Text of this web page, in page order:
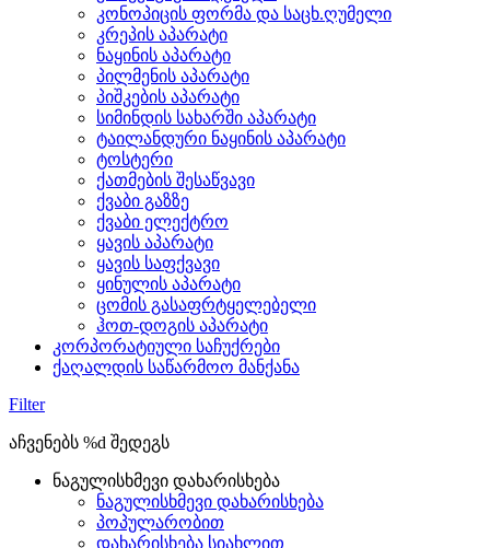
კონოპიცის ფორმა და საცხ.ღუმელი
კრეპის აპარატი
ნაყინის აპარატი
პილმენის აპარატი
პიშკების აპარატი
სიმინდის სახარში აპარატი
ტაილანდური ნაყინის აპარატი
ტოსტერი
ქათმების შესაწვავი
ქვაბი გაზზე
ქვაბი ელექტრო
ყავის აპარატი
ყავის საფქვავი
ყინულის აპარატი
ცომის გასაფრტყელებელი
ჰოთ-დოგის აპარატი
კორპორატიული საჩუქრები
ქაღალდის საწარმოო მანქანა
Filter
აჩვენებს %d შედეგს
ნაგულისხმევი დახარისხება
ნაგულისხმევი დახარისხება
პოპულარობით
დახარისხება სიახლით